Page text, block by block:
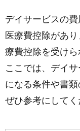
デイサービスの
医療費控除があ
療費控除を受けら
ここでは、デイ
になる条件や書類
ぜひ参考にして